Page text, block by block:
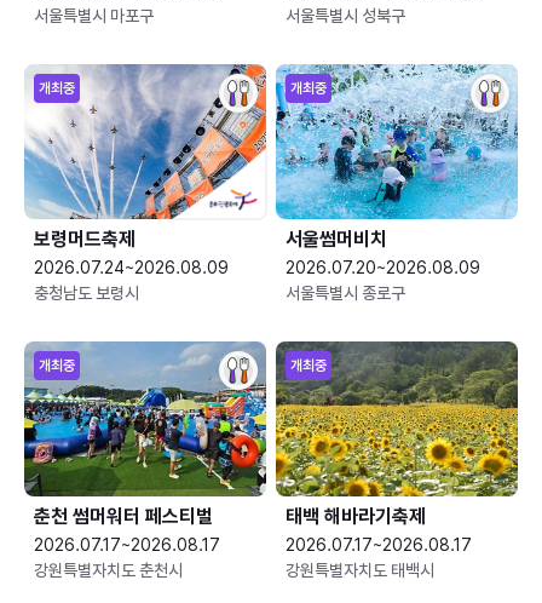
서울특별시 마포구
서울특별시 성북구
개최중
보령머드축제
2026.07.24~2026.08.09
충청남도 보령시
개최중
서울썸머비치
2026.07.20~2026.08.09
서울특별시 종로구
개최중
춘천 썸머워터 페스티벌
2026.07.17~2026.08.17
강원특별자치도 춘천시
개최중
태백 해바라기축제
2026.07.17~2026.08.17
강원특별자치도 태백시